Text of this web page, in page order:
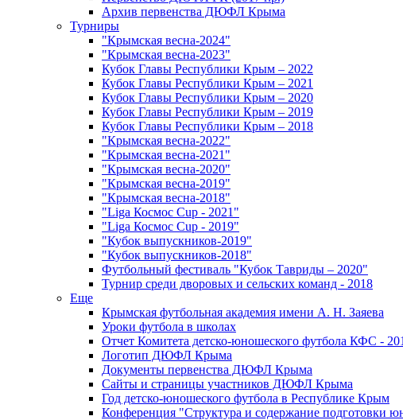
Архив первенства ДЮФЛ Крыма
Турниры
"Крымская весна-2024"
"Крымская весна-2023"
Кубок Главы Республики Крым – 2022
Кубок Главы Республики Крым – 2021
Кубок Главы Республики Крым – 2020
Кубок Главы Республики Крым – 2019
Кубок Главы Республики Крым – 2018
"Крымская весна-2022"
"Крымская весна-2021"
"Крымская весна-2020"
"Крымская весна-2019"
"Крымская весна-2018"
"Liga Космос Cup - 2021"
"Liga Космос Cup - 2019"
"Кубок выпускников-2019"
"Кубок выпускников-2018"
Футбольный фестиваль "Кубок Тавриды – 2020"
Турнир среди дворовых и сельских команд - 2018
Еще
Крымская футбольная академия имени А. Н. Заяева
Уроки футбола в школах
Отчет Комитета детско-юношеского футбола КФС -
Логотип ДЮФЛ Крыма
Документы первенства ДЮФЛ Крыма
Сайты и страницы участников ДЮФЛ Крыма
Год детско-юношеского футбола в Республике Крым
Конференция "Структура и содержание подготовки